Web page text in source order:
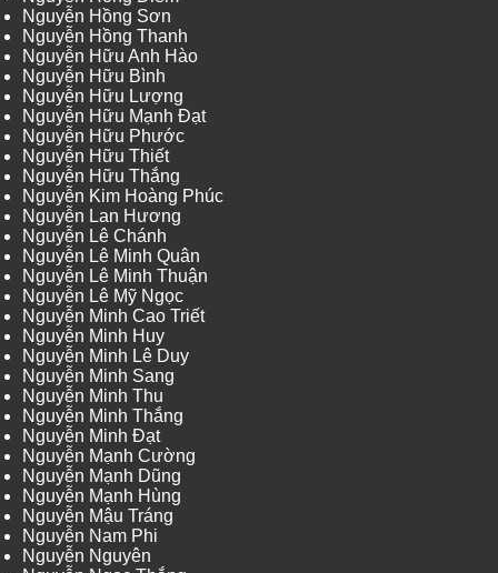
Nguyễn Hồng Sơn
Nguyễn Hồng Thanh
Nguyễn Hữu Anh Hào
Nguyễn Hữu Bình
Nguyễn Hữu Lượng
Nguyễn Hữu Mạnh Đạt
Nguyễn Hữu Phước
Nguyễn Hữu Thiết
Nguyễn Hữu Thắng
Nguyễn Kim Hoàng Phúc
Nguyễn Lan Hương
Nguyễn Lê Chánh
Nguyễn Lê Minh Quân
Nguyễn Lê Minh Thuận
Nguyễn Lê Mỹ Ngọc
Nguyễn Minh Cao Triết
Nguyễn Minh Huy
Nguyễn Minh Lê Duy
Nguyễn Minh Sang
Nguyễn Minh Thu
Nguyễn Minh Thắng
Nguyễn Minh Đạt
Nguyễn Mạnh Cường
Nguyễn Mạnh Dũng
Nguyễn Mạnh Hùng
Nguyễn Mậu Tráng
Nguyễn Nam Phi
Nguyễn Nguyên